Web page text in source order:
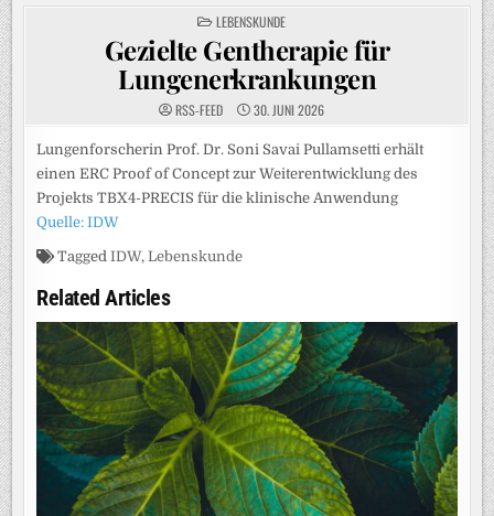
POSTED
IN
LEBENSKUNDE
Gezielte Gentherapie für
Lungenerkrankungen
RSS-FEED 30. JUNI 2026
Lungenforscherin Prof. Dr. Soni Savai Pullamsetti erhält
einen ERC Proof of Concept zur Weiterentwicklung des
Projekts TBX4-PRECIS für die klinische Anwendung
Quelle: IDW
TaggedIDW,Lebenskunde
Related Articles